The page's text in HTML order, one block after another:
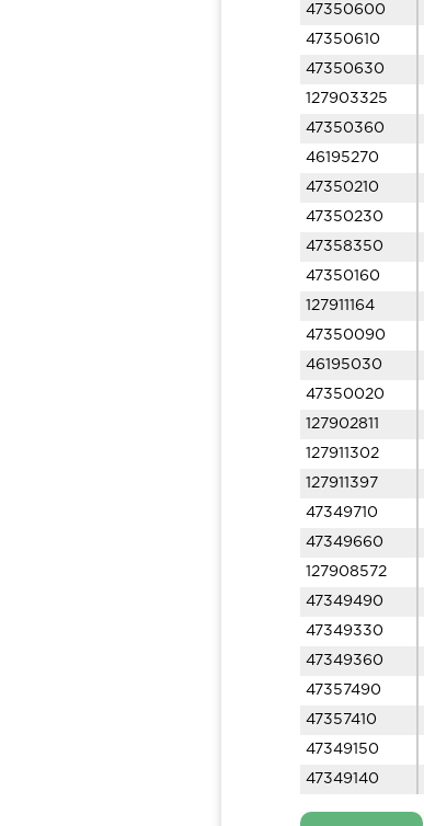
47350600
47350610
47350630
127903325
47350360
46195270
47350210
47350230
47358350
47350160
127911164
47350090
46195030
47350020
127902811
127911302
127911397
47349710
47349660
127908572
47349490
47349330
47349360
47357490
47357410
47349150
47349140